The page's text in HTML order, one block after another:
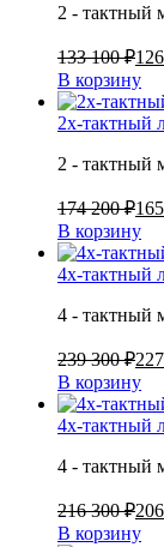
2 - тактный
133 100 ₽
В корзину
2х-тактный
2 - тактный
174 200 ₽
В корзину
4х-тактный
4 - тактный
239 300 ₽
В корзину
4х-тактный
4 - тактный
216 300 ₽
В корзину